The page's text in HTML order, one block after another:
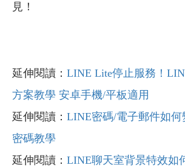
見！
延伸閱讀： LINE Lite停止服務！
方案教學 安卓手機/平板適用
延伸閱讀： LINE密碼/電子郵件如
密碼教學
延伸閱讀： LINE聊天室背景特效如